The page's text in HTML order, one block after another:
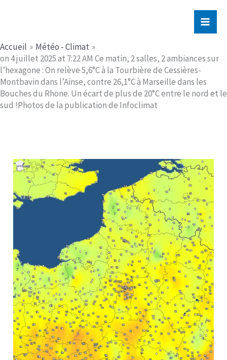
Accueil
Météo - Climat
on 4 juillet 2025 at 7:22 AM Ce matin, 2 salles, 2 ambiances sur
l’hexagone : On relève 5,6°C à la Tourbière de Cessières-
Montbavin dans l’Ainse, contre 26,1°C à Marseille dans les
Bouches du Rhone. Un écart de plus de 20°C entre le nord et le
sud !Photos de la publication de Infoclimat